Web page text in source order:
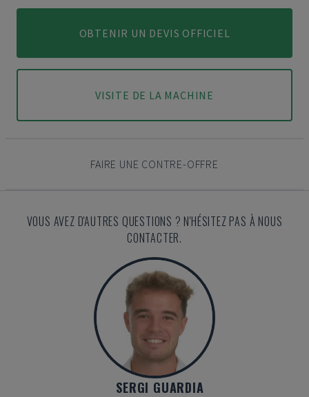
OBTENIR UN DEVIS OFFICIEL
VISITE DE LA MACHINE
FAIRE UNE CONTRE-OFFRE
VOUS AVEZ D'AUTRES QUESTIONS ? N'HÉSITEZ PAS À NOUS
CONTACTER.
SERGI GUARDIA